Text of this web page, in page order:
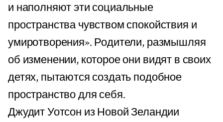
и наполняют эти социальные
пространства чувством спокойствия и
умиротворения». Родители, размышляя
об изменении, которое они видят в своих
детях, пытаются создать подобное
пространство для себя.
Джудит Уотсон из Новой Зеландии